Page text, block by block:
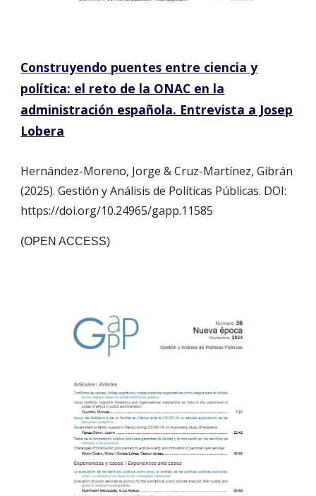
Construyendo puentes entre ciencia y
política: el reto de la ONAC en la
administración española. Entrevista a Josep
Lobera
Hernández-Moreno, Jorge & Cruz-Martínez, Gibrán
(2025). Gestión y Análisis de Políticas Públicas. DOI:
https://doi.org/10.24965/gapp.11585
(OPEN ACCESS)